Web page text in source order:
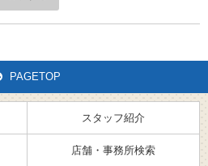
PAGETOP
スタッフ紹介
店舗・事務所検索
スタッフ紹介
店舗・事務所検索